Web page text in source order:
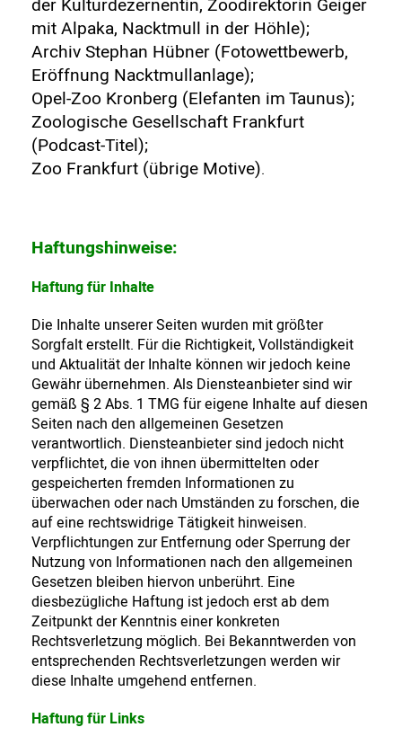
der Kulturdezernentin, Zoodirektorin Geiger
mit Alpaka, Nacktmull in der Höhle);
Archiv Stephan Hübner (Fotowettbewerb,
Eröffnung Nacktmullanlage);
Opel-Zoo Kronberg (Elefanten im Taunus);
Zoologische Gesellschaft Frankfurt
(Podcast-Titel);
Zoo Frankfurt (übrige Motive).
Haftungshinweise:
Haftung für Inhalte
Die Inhalte unserer Seiten wurden mit größter
Sorgfalt erstellt. Für die Richtigkeit, Vollständigkeit
und Aktualität der Inhalte können wir jedoch keine
Gewähr übernehmen. Als Diensteanbieter sind wir
gemäß § 2 Abs. 1 TMG für eigene Inhalte auf diesen
Seiten nach den allgemeinen Gesetzen
verantwortlich. Diensteanbieter sind jedoch nicht
verpflichtet, die von ihnen übermittelten oder
gespeicherten fremden Informationen zu
überwachen oder nach Umständen zu forschen, die
auf eine rechtswidrige Tätigkeit hinweisen.
Verpflichtungen zur Entfernung oder Sperrung der
Nutzung von Informationen nach den allgemeinen
Gesetzen bleiben hiervon unberührt. Eine
diesbezügliche Haftung ist jedoch erst ab dem
Zeitpunkt der Kenntnis einer konkreten
Rechtsverletzung möglich. Bei Bekanntwerden von
entsprechenden Rechtsverletzungen werden wir
diese Inhalte umgehend entfernen.
Haftung für Links